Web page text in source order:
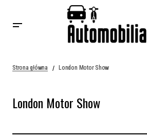
Strona główna London Motor Show
London Motor Show